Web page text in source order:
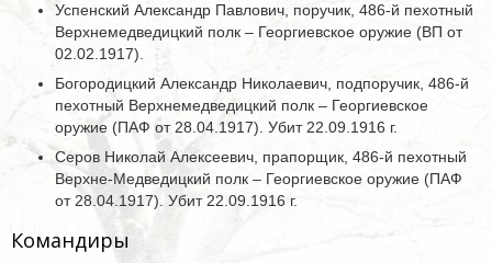
Успенский Александр Павлович, поручик, 486-й пехотный
Верхнемедведицкий полк – Георгиевское оружие (ВП от
02.02.1917).
Богородицкий Александр Николаевич, подпоручик, 486-й
пехотный Верхнемедведицкий полк – Георгиевское
оружие (ПАФ от 28.04.1917). Убит 22.09.1916 г.
Серов Николай Алексеевич, прапорщик, 486-й пехотный
Верхне-Медведицкий полк – Георгиевское оружие (ПАФ
от 28.04.1917). Убит 22.09.1916 г.
Командиры